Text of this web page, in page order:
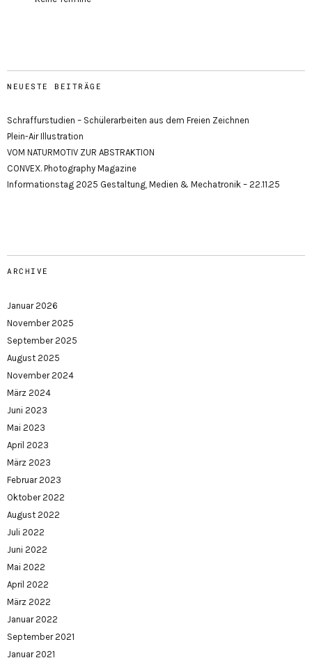
NEUESTE BEITRÄGE
Schraffurstudien – Schülerarbeiten aus dem Freien Zeichnen
Plein-Air Illustration
VOM NATURMOTIV ZUR ABSTRAKTION
CONVEX. Photography Magazine
Informationstag 2025 Gestaltung, Medien & Mechatronik – 22.11.25
ARCHIVE
Januar 2026
November 2025
September 2025
August 2025
November 2024
März 2024
Juni 2023
Mai 2023
April 2023
März 2023
Februar 2023
Oktober 2022
August 2022
Juli 2022
Juni 2022
Mai 2022
April 2022
März 2022
Januar 2022
September 2021
Januar 2021